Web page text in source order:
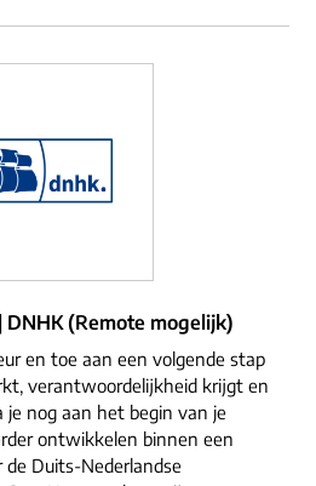
(Remote mogelijk)
en toe aan een volgende stap
verantwoordelijkheid krijgt en
nog aan het begin van je
ontwikkelen binnen een
de Duits-Nederlandse